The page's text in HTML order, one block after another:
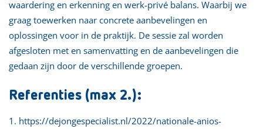
waardering en erkenning en werk-privé balans. Waarbij we
graag toewerken naar concrete aanbevelingen en
oplossingen voor in de praktijk. De sessie zal worden
afgesloten met en samenvatting en de aanbevelingen die
gedaan zijn door de verschillende groepen.
Referenties (max 2.):
1. https://dejongespecialist.nl/2022/nationale-anios-